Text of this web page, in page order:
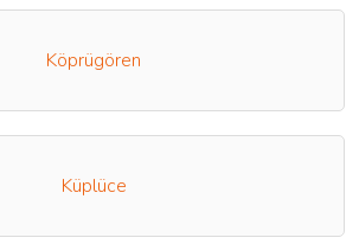
Köprügören
Küplüce